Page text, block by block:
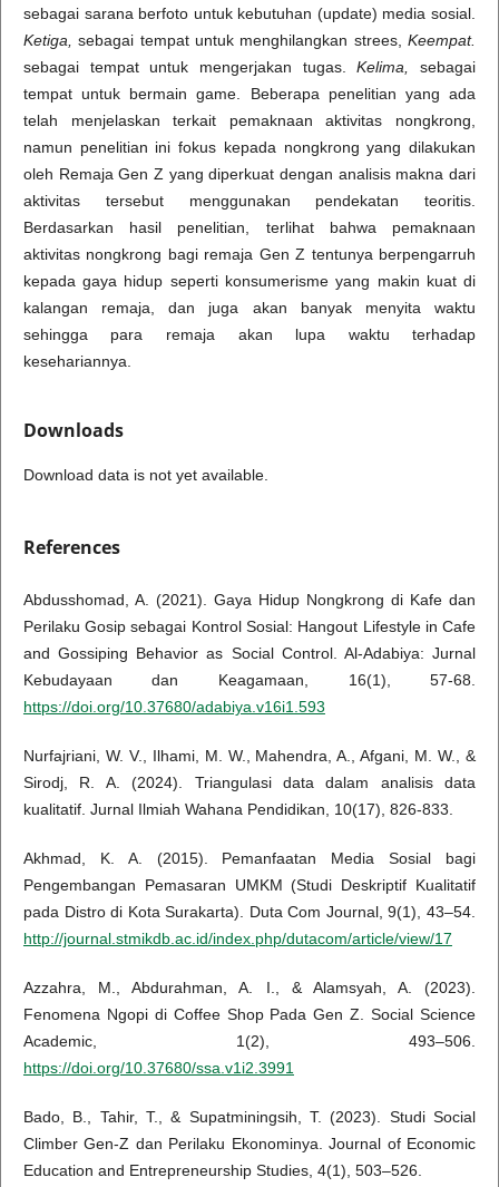
sebagai sarana berfoto untuk kebutuhan (update) media sosial.
Ketiga,sebagai tempat untuk menghilangkan strees,Keempat.
sebagai tempat untuk mengerjakan tugas.Kelima,
sebagai
tempat untuk bermain game. Beberapa penelitian yang ada
telah menjelaskan terkait pemaknaan aktivitas nongkrong,
namun penelitian ini fokus kepada nongkrong yang dilakukan
oleh Remaja Gen Z yang diperkuat dengan analisis makna dari
aktivitas tersebut menggunakan pendekatan teoritis.
Berdasarkan hasil penelitian, terlihat bahwa pemaknaan
aktivitas nongkrong bagi remaja Gen Z tentunya berpengarruh
kepada gaya hidup seperti konsumerisme yang makin kuat di
kalangan remaja, dan juga akan banyak menyita waktu
sehingga para remaja akan lupa waktu terhadap
kesehariannya.
Downloads
Download data is not yet available.
References
Abdusshomad, A. (2021). Gaya Hidup Nongkrong di Kafe dan
Perilaku Gosip sebagai Kontrol Sosial: Hangout Lifestyle in Cafe
and Gossiping Behavior as Social Control. Al-Adabiya: Jurnal
Kebudayaan dan Keagamaan, 16(1), 57-68.
https://doi.org/10.37680/adabiya.v16i1.593
Nurfajriani, W. V., Ilhami, M. W., Mahendra, A., Afgani, M. W., &
Sirodj, R. A. (2024). Triangulasi data dalam analisis data
kualitatif. Jurnal Ilmiah Wahana Pendidikan, 10(17), 826-833.
Akhmad, K. A. (2015). Pemanfaatan Media Sosial bagi
Pengembangan Pemasaran UMKM (Studi Deskriptif Kualitatif
pada Distro di Kota Surakarta). Duta Com Journal, 9(1), 43–54.
http://journal.stmikdb.ac.id/index.php/dutacom/article/view/17
Azzahra, M., Abdurahman, A. I., & Alamsyah, A. (2023).
Fenomena Ngopi di Coffee Shop Pada Gen Z. Social Science
Academic, 1(2), 493–506.
https://doi.org/10.37680/ssa.v1i2.3991
Bado, B., Tahir, T., & Supatminingsih, T. (2023). Studi Social
Climber Gen-Z dan Perilaku Ekonominya. Journal of Economic
Education and Entrepreneurship Studies, 4(1), 503–526.